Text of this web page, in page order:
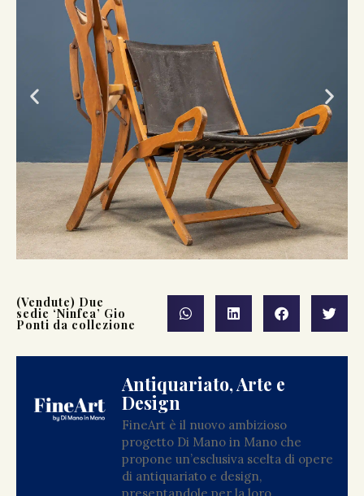
(Vendute) Due
sedie ‘Ninfea’ Gio
Ponti da collezione
Antiquariato, Arte e
Design
FineArt è il nuovo ambizioso
progetto Di Mano in Mano che
propone un’esclusiva scelta di opere
di antiquariato e design,